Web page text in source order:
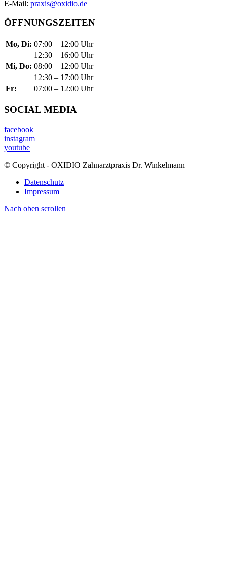
E-Mail: praxis@oxidio.de
ÖFFNUNGSZEITEN
Mo, Di: 07:00 – 12:00 Uhr
12:30 – 16:00 Uhr
Mi, Do: 08:00 – 12:00 Uhr
12:30 – 17:00 Uhr
Fr:
07:00 – 12:00 Uhr
SOCIAL MEDIA
facebook
instagram
youtube
© Copyright - OXIDIO Zahnarztpraxis Dr. Winkelmann
Datenschutz
Impressum
Nach oben scrollen